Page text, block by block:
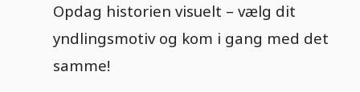
Opdag historien visuelt – vælg dit
yndlingsmotiv og kom i gang med det
samme!